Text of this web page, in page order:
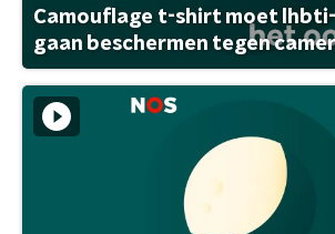
Camouflage t-shirt moet
gaan beschermen tegen